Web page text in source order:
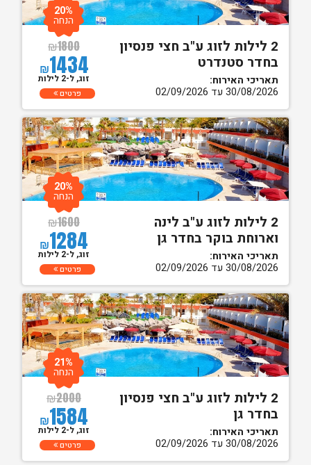
2 לילות לזוג ע"ב חצי פנסיון
בחדר סטנדרט
תאריכי האירוח:
30/08/2026 עד 02/09/2026
₪1800
₪1434
20%
הנחה
זוג, ל-2 לילות
פרטים
2 לילות לזוג ע"ב לינה
וארוחת בוקר בחדר גן
תאריכי האירוח:
30/08/2026 עד 02/09/2026
₪1600
₪1284
20%
הנחה
זוג, ל-2 לילות
פרטים
2 לילות לזוג ע"ב חצי פנסיון
בחדר גן
תאריכי האירוח:
30/08/2026 עד 02/09/2026
₪2000
₪1584
21%
הנחה
זוג, ל-2 לילות
פרטים